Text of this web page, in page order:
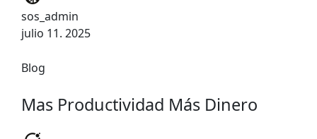
sos_admin
julio 11. 2025
Blog
Mas Productividad Más Dinero